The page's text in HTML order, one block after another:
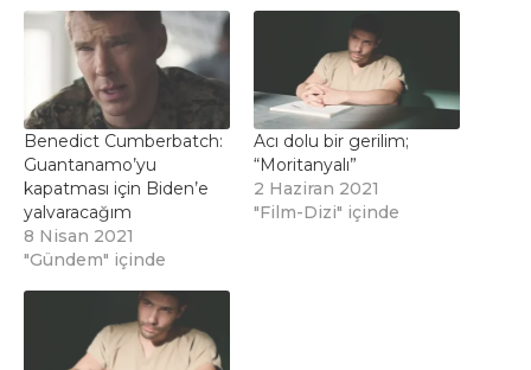
Benedict Cumberbatch:
Guantanamo’yu
kapatması için Biden’e
yalvaracağım
8 Nisan 2021
"Gündem" içinde
Acı dolu bir gerilim;
“Moritanyalı”
2 Haziran 2021
"Film-Dizi" içinde